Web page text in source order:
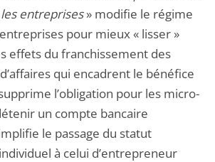
entreprises» modifie le régime
pour mieux « lisser »
effets du franchissement des
qui encadrent le bénéfice
l’obligation pour les micro-
un compte bancaire
le passage du statut
à celui d’entrepreneur